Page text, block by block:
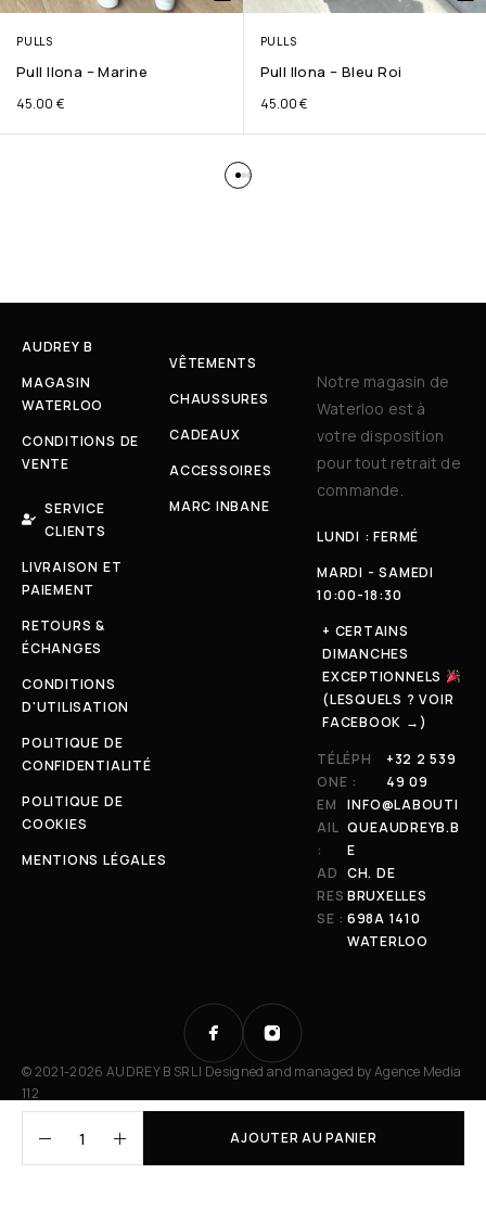
AJOUTER AU PANIER
PULLS
Pull Ilona – Marine
45.00 €
PULLS
Pull Ilona – Bleu Roi
45.00€
AUDREY B
MAGASIN
WATERLOO
CONDITIONS DE
VENTE
SERVICE
CLIENTS
LIVRAISON ET
PAIEMENT
RETOURS &
ÉCHANGES
CONDITIONS
D'UTILISATION
POLITIQUE DE
CONFIDENTIALITÉ
POLITIQUE DE
COOKIES
MENTIONS LÉGALES
VÊTEMENTS
CHAUSSURES
CADEAUX
ACCESSOIRES
MARC INBANE
Notre magasin de
Waterloo est à
votre disposition
pour tout retrait de
commande.
LUNDI : FERMÉ
MARDI - SAMEDI
10:00-18:30
+ CERTAINS
DIMANCHES
EXCEPTIONNELS
(LESQUELS ? VOIR
FACEBOOK →)
TÉLÉPH
ONE :
+32 2 539
49 09
EM
AIL
:
INFO@LABOUTI
QUEAUDREYB.B
E
AD
RES
SE :
CH. DE
BRUXELLES
698A 1410
WATERLOO
© 2021-2026 AUDREY B SRL | Designed and managed byAgence Media
112